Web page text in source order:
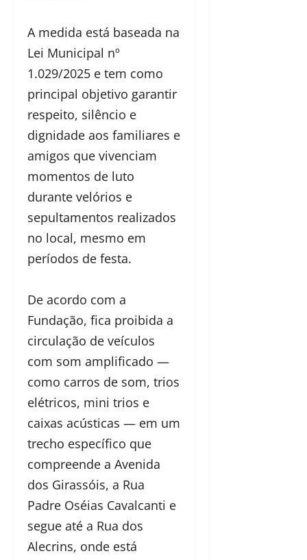
A medida está baseada na
Lei Municipal nº
1.029/2025 e tem como
principal objetivo garantir
respeito, silêncio e
dignidade aos familiares e
amigos que vivenciam
momentos de luto
durante velórios e
sepultamentos realizados
no local, mesmo em
períodos de festa.
De acordo com a
Fundação, fica proibida a
circulação de veículos
com som amplificado —
como carros de som, trios
elétricos, mini trios e
caixas acústicas — em um
trecho específico que
compreende a Avenida
dos Girassóis, a Rua
Padre Oséias Cavalcanti e
segue até a Rua dos
Alecrins, onde está